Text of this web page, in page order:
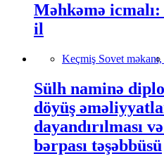
Məhkəmə icmalı:
il
Keçmiş Sovet məkanı,
Sülh naminə
döyüş
dayandırılması
bərpası təşəbbüsü